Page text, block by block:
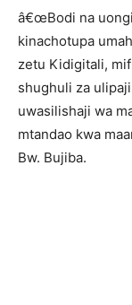
â€œBodi na
kinachotupa
zetu Kidigitali,
shughuli za
uwasilishaji wa
mtandao kwa
Bw. Bujiba.